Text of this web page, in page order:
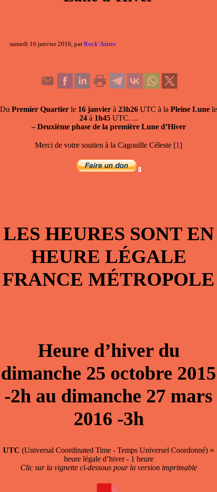
samedi 16 janvier 2016, parRock’Astres
Du Premier Quartier le 16 janvier à 23h26 UTC à la Pleine Lune le
24 à 1h45UTC. ...
– Deuxième phase de la première Lune d’Hiver
Merci de votre soutien à la Cagouille Céleste [1]
LES HEURES SONT EN
HEURE LÉGALE
FRANCE MÉTROPOLE
Heure d’hiver du
dimanche 25 octobre 2015
-2h au dimanche 27 mars
2016 -3h
UTC (Universal Coordinated Time - Temps Universel Coordonné) =
heure légale d’hiver - 1 heure
Clic sur la vignette ci-dessous pour la version imprimable